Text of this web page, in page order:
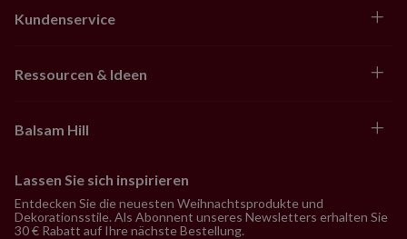
Kundenservice
Ressourcen & Ideen
Balsam Hill
Lassen Sie sich inspirieren
Entdecken Sie die neuesten Weihnachtsprodukte und
Dekorationsstile. Als Abonnent unseres Newsletters erhalten Sie
30 € Rabatt auf Ihre nächste Bestellung.